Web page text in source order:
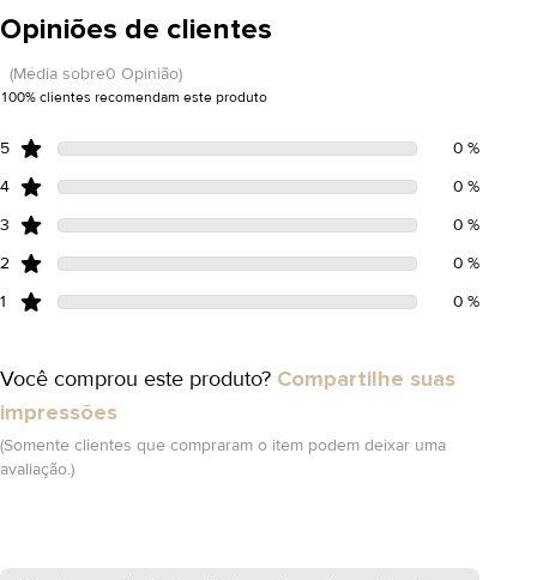
Opiniões de clientes
(Média sobre0 Opinião)
100% clientes recomendam este produto
5
0 %
4
0 %
3
0 %
2
0 %
1
0 %
Você comprou este produto? Compartilhe suas
impressões
(Somente clientes que compraram o item podem deixar uma
avaliação.)